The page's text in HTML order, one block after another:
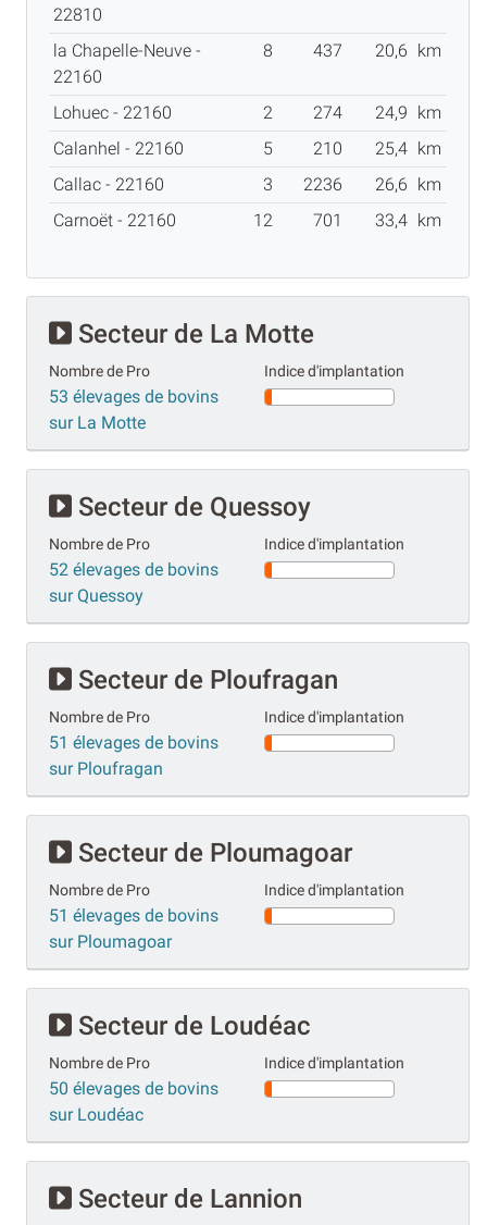
22810
la Chapelle-Neuve -
22160
8 437 20,6 km
Lohuec - 22160 2 274 24,9 km
Calanhel - 22160
5 210 25,4 km
Callac - 22160
3 2236 26,6 km
Carnoët - 22160
12 701 33,4 km
Secteur de La Motte
Nombre de Pro
53 élevages de bovins
sur La Motte
Indice d'implantation
Secteur de Quessoy
Nombre de Pro
52 élevages de bovins
sur Quessoy
Indice d'implantation
Secteur de Ploufragan
Nombre de Pro
51 élevages de bovins
sur Ploufragan
Indice d'implantation
Secteur de Ploumagoar
Nombre de Pro
51 élevages de bovins
sur Ploumagoar
Indice d'implantation
Secteur de Loudéac
Nombre de Pro
50 élevages de bovins
sur Loudéac
Indice d'implantation
Secteur de Lannion